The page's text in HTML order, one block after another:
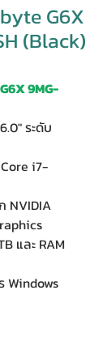
G6X
(Black)
9MG-
ระดับ
i7-
NVIDIA
และ RAM
Windows